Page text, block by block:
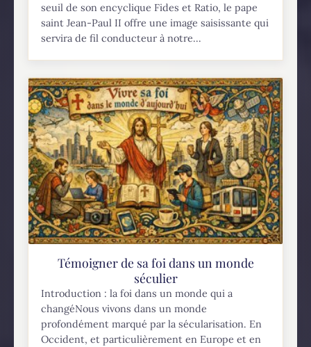
seuil de son encyclique Fides et Ratio, le pape
saint Jean-Paul II offre une image saisissante qui
servira de fil conducteur à notre...
Témoigner de sa foi dans un monde
séculier
Introduction : la foi dans un monde qui a
changéNous vivons dans un monde
profondément marqué par la sécularisation. En
Occident, et particulièrement en Europe et en